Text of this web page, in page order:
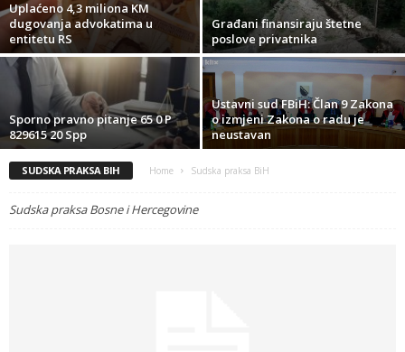
Uplaćeno 4,3 miliona KM
dugovanja advokatima u
entitetu RS
Građani finansiraju štetne
poslove privatnika
Sporno pravno pitanje 65 0 P
829615 20 Spp
Ustavni sud FBiH: Član 9 Zakona
o izmjeni Zakona o radu je
neustavan
SUDSKA PRAKSA BIH Home Sudska praksa BiH
Sudska praksa Bosne i Hercegovine